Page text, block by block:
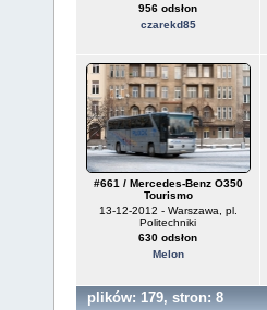
956 odsłon
czarekd85
#661 / Mercedes-Benz O350
Tourismo
13-12-2012 - Warszawa, pl.
Politechniki
630 odsłon
Melon
plików: 179, stron: 8